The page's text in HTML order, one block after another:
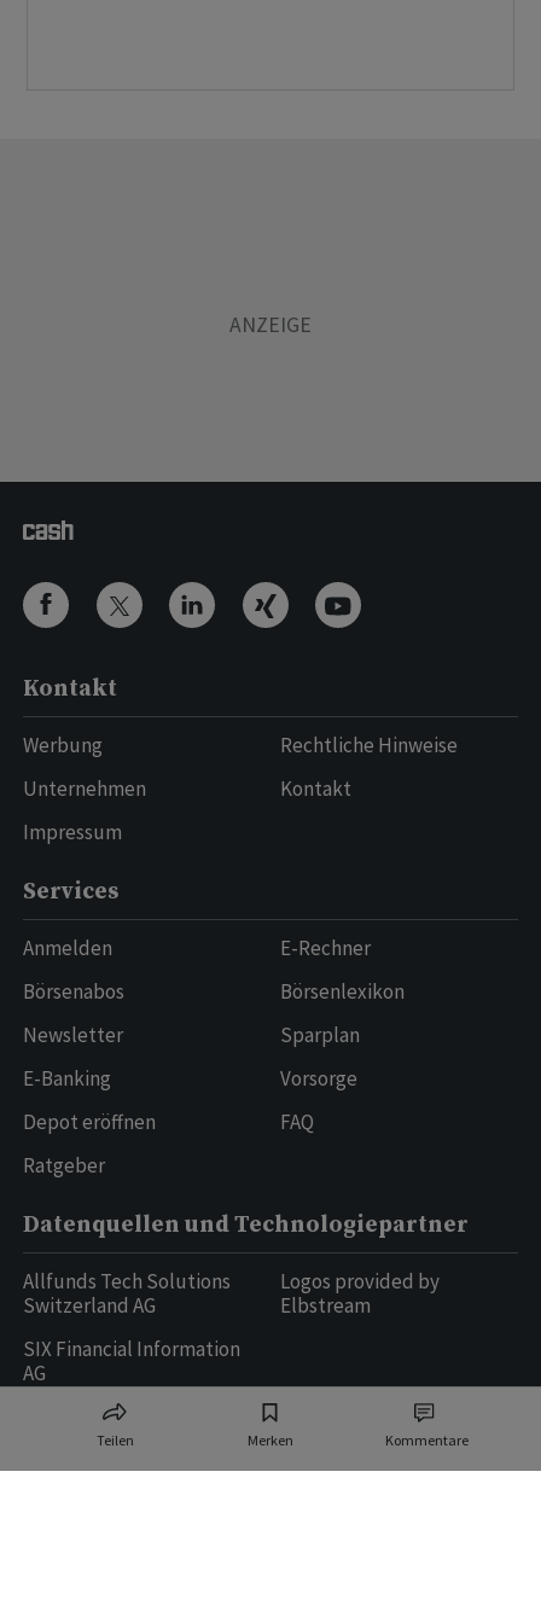
Teilen Merken Kommentare
Kontakt
Werbung
Unternehmen
Impressum
Rechtliche Hinweise
Kontakt
Services
Anmelden
Börsenabos
Newsletter
E-Banking
Depot eröffnen
Ratgeber
E-Rechner
Börsenlexikon
Sparplan
Vorsorge
FAQ
Datenquellen und Technologiepartner
Allfunds Tech Solutions
Switzerland AG
SIX Financial Information
AG
Logos provided by
Elbstream